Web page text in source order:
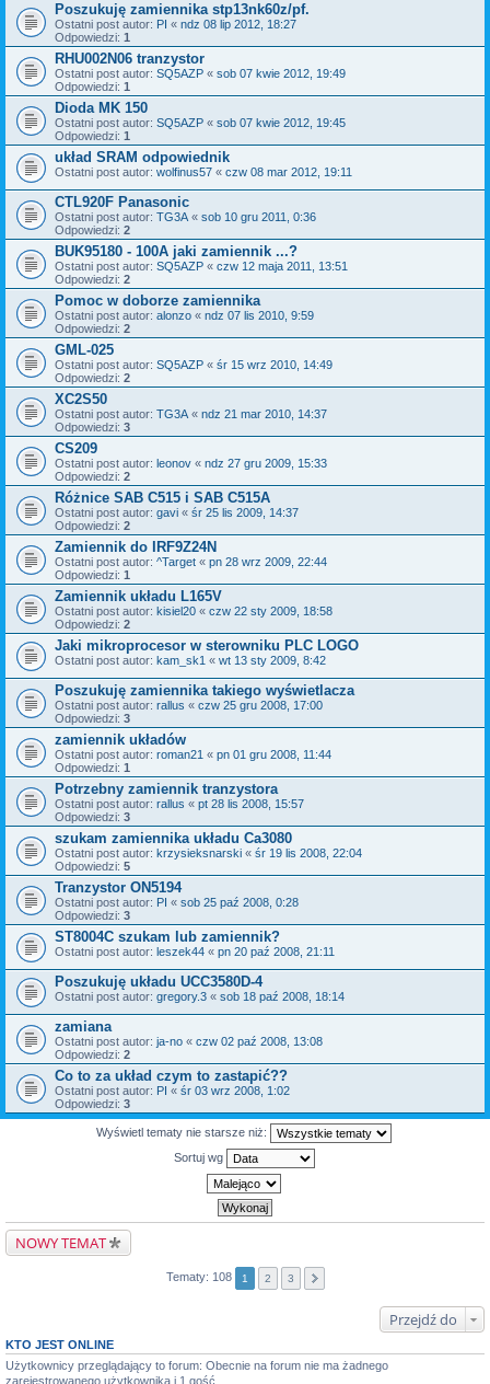
Poszukuję zamiennika stp13nk60z/pf.
Ostatni post autor: PI « ndz 08 lip 2012, 18:27
Odpowiedzi: 1
RHU002N06 tranzystor
Ostatni post autor: SQ5AZP « sob 07 kwie 2012, 19:49
Odpowiedzi: 1
Dioda MK 150
Ostatni post autor: SQ5AZP « sob 07 kwie 2012, 19:45
Odpowiedzi: 1
układ SRAM odpowiednik
Ostatni post autor: wolfinus57 « czw 08 mar 2012, 19:11
CTL920F Panasonic
Ostatni post autor: TG3A « sob 10 gru 2011, 0:36
Odpowiedzi: 2
BUK95180 - 100A jaki zamiennik ...?
Ostatni post autor: SQ5AZP « czw 12 maja 2011, 13:51
Odpowiedzi: 2
Pomoc w doborze zamiennika
Ostatni post autor: alonzo « ndz 07 lis 2010, 9:59
Odpowiedzi: 2
GML-025
Ostatni post autor: SQ5AZP « śr 15 wrz 2010, 14:49
Odpowiedzi: 2
XC2S50
Ostatni post autor: TG3A « ndz 21 mar 2010, 14:37
Odpowiedzi: 3
CS209
Ostatni post autor: leonov « ndz 27 gru 2009, 15:33
Odpowiedzi: 2
Różnice SAB C515 i SAB C515A
Ostatni post autor: gavi « śr 25 lis 2009, 14:37
Odpowiedzi: 2
Zamiennik do IRF9Z24N
Ostatni post autor: ^Target « pn 28 wrz 2009, 22:44
Odpowiedzi: 1
Zamiennik układu L165V
Ostatni post autor: kisiel20 « czw 22 sty 2009, 18:58
Odpowiedzi: 2
Jaki mikroprocesor w sterowniku PLC LOGO
Ostatni post autor: kam_sk1 « wt 13 sty 2009, 8:42
Poszukuję zamiennika takiego wyświetlacza
Ostatni post autor: rallus « czw 25 gru 2008, 17:00
Odpowiedzi: 3
zamiennik układów
Ostatni post autor: roman21 « pn 01 gru 2008, 11:44
Odpowiedzi: 1
Potrzebny zamiennik tranzystora
Ostatni post autor: rallus « pt 28 lis 2008, 15:57
Odpowiedzi: 3
szukam zamiennika układu Ca3080
Ostatni post autor: krzysieksnarski « śr 19 lis 2008, 22:04
Odpowiedzi: 5
Tranzystor ON5194
Ostatni post autor: PI « sob 25 paź 2008, 0:28
Odpowiedzi: 3
ST8004C szukam lub zamiennik?
Ostatni post autor: leszek44 « pn 20 paź 2008, 21:11
Poszukuję układu UCC3580D-4
Ostatni post autor: gregory.3 « sob 18 paź 2008, 18:14
zamiana
Ostatni post autor: ja-no « czw 02 paź 2008, 13:08
Odpowiedzi: 2
Co to za układ czym to zastapić??
Ostatni post autor: PI « śr 03 wrz 2008, 1:02
Odpowiedzi: 3
Wyświetl tematy nie starsze niż:
Sortuj wg
NOWY TEMAT
Tematy: 108 1 2 3
Przejdź do
KTO JEST ONLINE
Użytkownicy przeglądający to forum: Obecnie na forum nie ma żadnego
zarejestrowanego użytkownika i 1 gość